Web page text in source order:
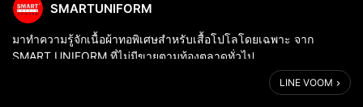
SMARTUNIFORM
มาทำความรู้จักเนื้อผ้าทอพิเศษสำหรับเสื้อโปโลโดยเฉพาะ จาก
SMART UNIFORM ที่ไม่มีขายตามท้องตลาดทั่วไป
เพราะเราคิดค้นและทอด้วยโรงงานของเราเอง เพื่อให้ได้เนื้อผ้าเกรด
LINE VOOM